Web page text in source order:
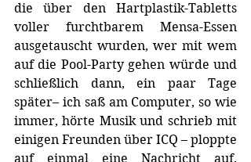
die über den Hartplastik-Tabletts
voller furchtbarem Mensa-Essen
ausgetauscht wurden, wer mit wem
auf die Pool-Party gehen würde und
schließlich dann, ein paar Tage
später– ich saß am Computer, so wie
immer, hörte Musik und schrieb mit
einigen Freunden über ICQ – ploppte
auf einmal eine Nachricht auf,